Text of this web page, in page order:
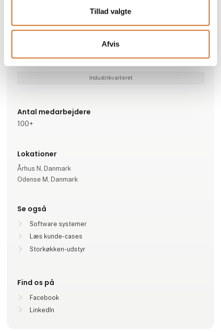
Tillad valgte
Afvis
Comenda
Mainca
DEKO
Webomatic
ScanPlant NG Detail
Specialeområder
Industrikvarteret
Antal medarbejdere
100+
Lokationer
Århus N, Danmark
Odense M, Danmark
Se også
Software systemer
Læs kunde-cases
Storkøkken-udstyr
Find os på
Facebook
LinkedIn